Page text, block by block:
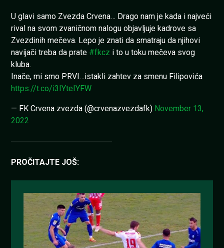
U glavi samo Zvezda Crvena… Drago nam je kada i najveći
rival na svom zvaničnom nalogu objavljuje kadrove sa
Zvezdinih mečeva. Lepo je znati da smatraju da njihovi
navijači treba da prate #fkcz i to u toku mečeva svog
kluba.
Inače, mi smo PRVI…istakli zahtev za smenu Filipovića
https://t.co/i3IYteIYFW
— FK Crvena zvezda (@crvenazvezdafk) November 13,
2022
PROČITAJTE JOŠ: